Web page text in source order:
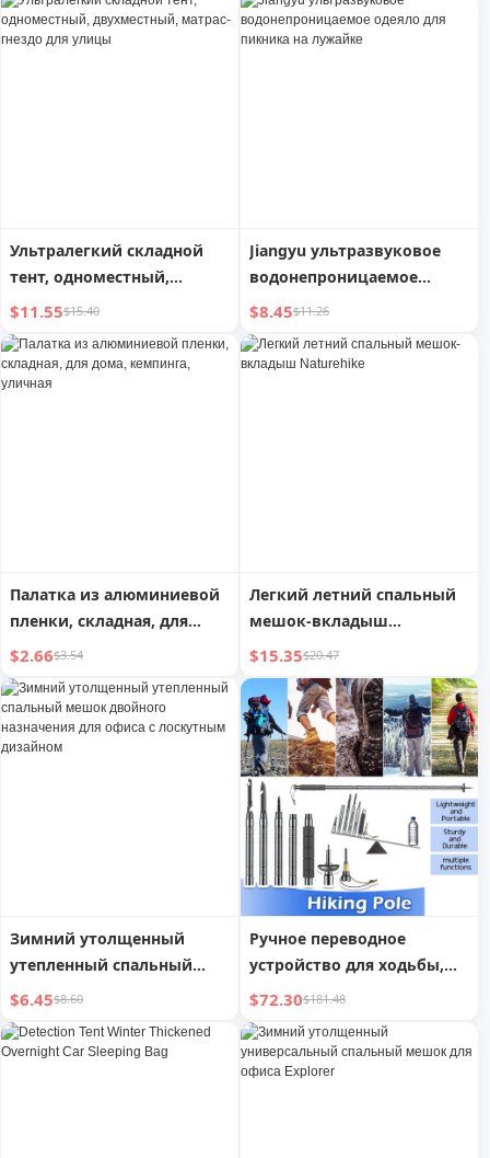
от холода
мешка для мелких
аксессуаров NH
Ультралегкий складной
тент, одноместный,
двухместный, матрас-
гнездо для улицы
$11.55$15.40
Jiangyu ультразвуковое
водонепроницаемое
одеяло для пикника на
лужайке
$8.45$11.26
Палатка из алюминиевой
пленки, складная, для
дома, кемпинга, уличная
$2.66$3.54
Легкий летний спальный
мешок-вкладыш
Naturehike
$15.35$20.47
Зимний утолщенный
утепленный спальный
мешок двойного
назначения для офиса с
лоскутным дизайном
$6.45$8.60
Ручное переводное
устройство для ходьбы,
многофункциональная
треккинговая палка для
походов, легкая складная
трость
$72.30$181.48